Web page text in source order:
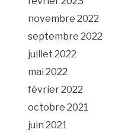
novembre 2022
septembre 2022
juillet 2022
mai 2022
février 2022
octobre 2021
juin 2021